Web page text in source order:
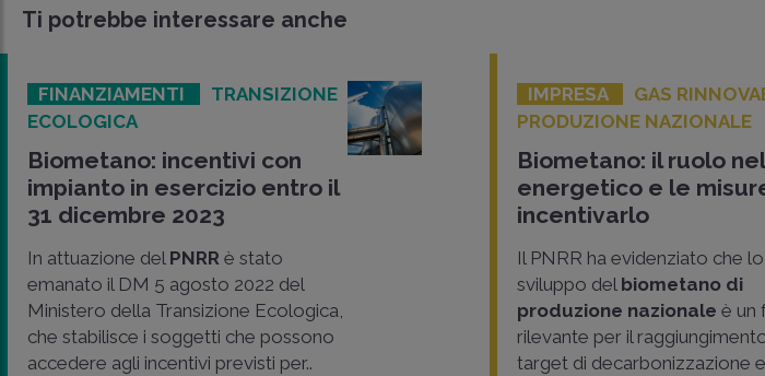
Ti potrebbe interessare anche
FINANZIAMENTI
TRANSIZIONE
ECOLOGICA
Biometano: incentivi con
impianto in esercizio entro il
31 dicembre 2023
In attuazione del PNRR è stato
emanato il DM 5 agosto 2022 del
Ministero della Transizione Ecologica,
che stabilisce i soggetti che possono
accedere agli incentivi previsti per..
IMPRESA
GAS
PRODUZIONE NAZIONALE
Biometano: il ruolo
energetico e le
incentivarlo
Il PNRR ha evidenziato che lo
sviluppo del biometano di
produzione nazionale è un
rilevante per il
target di decarbonizzazione